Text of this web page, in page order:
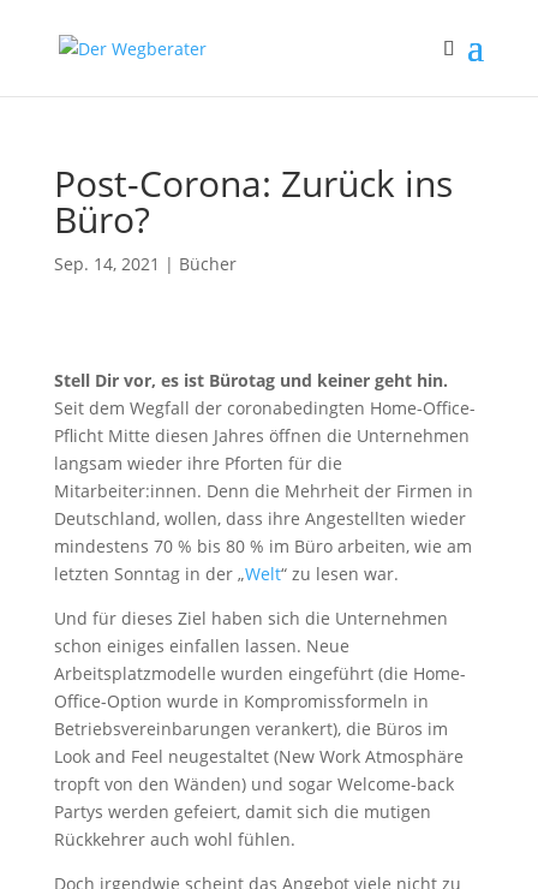
Post-Corona: Zurück ins
Büro?
Sep. 14, 2021 | Bücher
Stell Dir vor, es ist Bürotag und keiner geht hin.
Seit dem Wegfall der coronabedingten Home-Office-
Pflicht Mitte diesen Jahres öffnen die Unternehmen
langsam wieder ihre Pforten für die
Mitarbeiter:innen. Denn die Mehrheit der Firmen in
Deutschland, wollen, dass ihre Angestellten wieder
mindestens 70 % bis 80 % im Büro arbeiten, wie am
letzten Sonntag in der „Welt“ zu lesen war.
Und für dieses Ziel haben sich die Unternehmen
schon einiges einfallen lassen. Neue
Arbeitsplatzmodelle wurden eingeführt (die Home-
Office-Option wurde in Kompromissformeln in
Betriebsvereinbarungen verankert), die Büros im
Look and Feel neugestaltet (New Work Atmosphäre
tropft von den Wänden) und sogar Welcome-back
Partys werden gefeiert, damit sich die mutigen
Rückkehrer auch wohl fühlen.
Doch irgendwie scheint das Angebot viele nicht zu